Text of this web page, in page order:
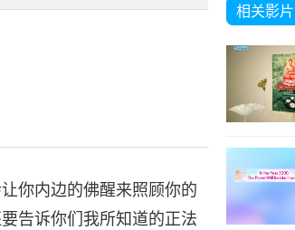
你内边的佛醒来照顾你的
告诉你们我所知道的正法
相关影片